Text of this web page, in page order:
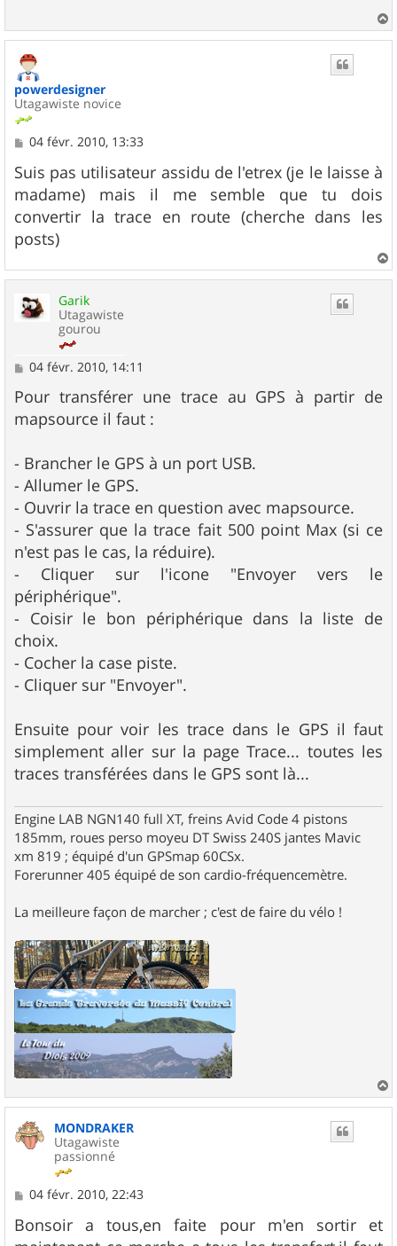
a
powerdesigner
Utagawiste novice
M
s
s
a
g
e
04 févr. 2010, 13:33
Suis pas utilisateur assidu de l'etrex (je le laisse à
madame) mais il me semble que tu dois
convertir la trace en route (cherche dans les
posts)
a
Garik
Utagawiste
gourou
M
s
s
a
04 févr. 2010, 14:11
Pour transférer une trace au GPS à partir de
mapsource il faut :
- Brancher le GPS à un port USB.
- Allumer le GPS.
- Ouvrir la trace en question avec mapsource.
- S'assurer que la trace fait 500 point Max (si ce
n'est pas le cas, la réduire).
- Cliquer sur l'icone "Envoyer vers le
périphérique".
- Coisir le bon périphérique dans la liste de
choix.
- Cocher la case piste.
- Cliquer sur "Envoyer".
Ensuite pour voir les trace dans le GPS il faut
simplement aller sur la page Trace... toutes les
traces transférées dans le GPS sont là...
Engine LAB NGN140 full XT, freins Avid Code 4 pistons
185mm, roues perso moyeu DT Swiss 240S jantes Mavic
xm 819 ; équipé d'un GPSmap 60CSx.
Forerunner 405 équipé de son cardio-fréquencemètre.
La meilleure façon de marcher ; c'est de faire du vélo !
a
MONDRAKER
Utagawiste
passionné
M
s
s
04 févr. 2010, 22:43
Bonsoir a tous,en faite pour m'en sortir et